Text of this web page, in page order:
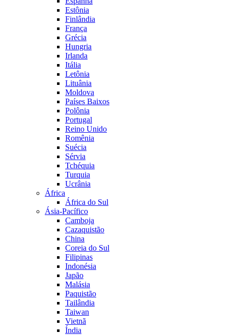
Estônia
Finlândia
França
Grécia
Hungria
Irlanda
Itália
Letônia
Lituânia
Moldova
Países Baixos
Polônia
Portugal
Reino Unido
Romênia
Suécia
Sérvia
Tchéquia
Turquia
Ucrânia
África
África do Sul
Ásia-Pacífico
Camboja
Cazaquistão
China
Coreia do Sul
Filipinas
Indonésia
Japão
Malásia
Paquistão
Tailândia
Taiwan
Vietnã
Índia